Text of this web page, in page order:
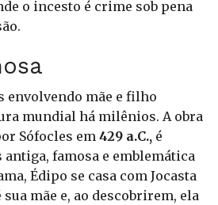
o incesto é crime sob pena
envolvendo mãe e filho
mundial há milênios. A obra
Sófocles em429 a.C.,é
antiga, famosa e emblemática
Édipo se casa com Jocasta
sua mãe e, ao descobrirem, ela